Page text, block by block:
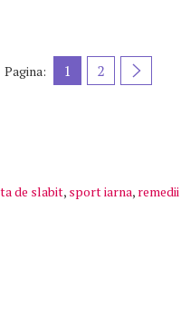
Pagina: 1 2
de slabit, sport iarna,